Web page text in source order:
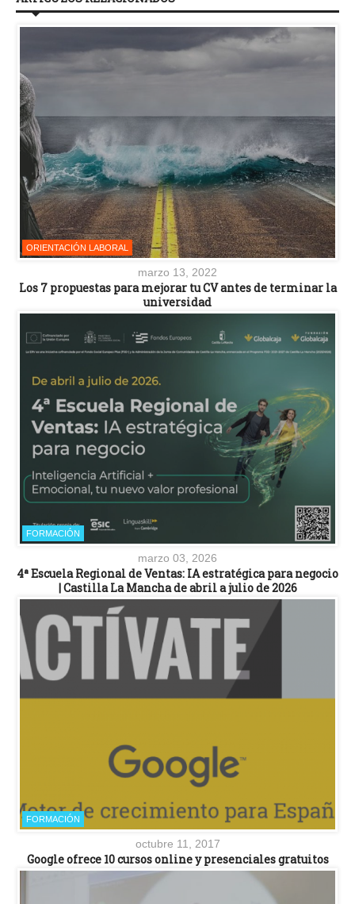
ORIENTACIÓN LABORAL
marzo 13, 2022
Los 7 propuestas para mejorar tu CV antes de terminar la
universidad
FORMACIÓN
marzo 03, 2026
4ª Escuela Regional de Ventas: IA estratégica para negocio
| Castilla La Mancha de abril a julio de 2026
FORMACIÓN
octubre 11, 2017
Google ofrece 10 cursos online y presenciales gratuitos